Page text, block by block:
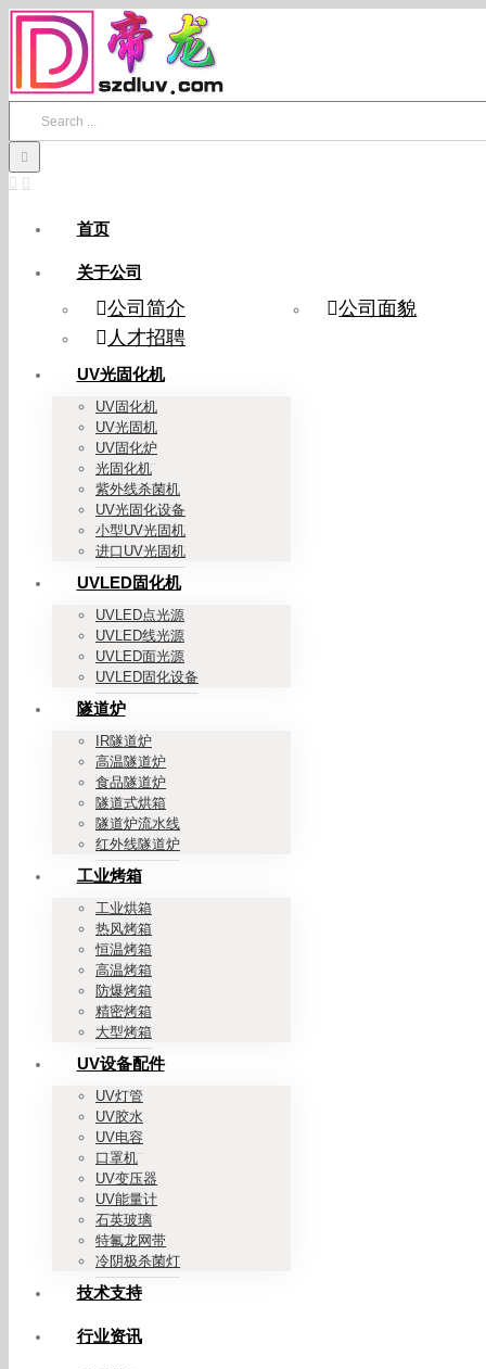
Skip
content
首页
关于公司
公司简介
公司面貌
人才招聘
UV光固化机
UV固化机
UV光固机
UV固化炉
光固化机
紫外线杀菌机
UV光固化设备
小型UV光固机
进口UV光固机
UVLED固化机
UVLED点光源
UVLED线光源
UVLED面光源
UVLED固化设备
隧道炉
IR隧道炉
高温隧道炉
食品隧道炉
隧道式烘箱
隧道炉流水线
红外线隧道炉
工业烤箱
工业烘箱
热风烤箱
恒温烤箱
高温烤箱
防爆烤箱
精密烤箱
大型烤箱
UV设备配件
UV灯管
UV胶水
UV电容
口罩机
UV变压器
UV能量计
石英玻璃
特氟龙网带
冷阴极杀菌灯
技术支持
行业资讯